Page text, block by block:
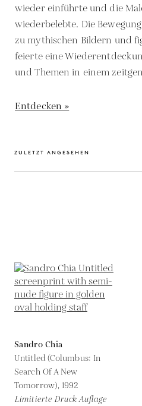
wieder einführte und die
wiederbelebte. Die
zu mythischen Bildern und
feierte eine
und Themen in einem
Entdecken »
ZULETZT ANGESEHEN
Sandro Chia
Untitled (Columbus: In
Search Of A New
Tomorrow), 1992
Limitierte Druck Auflage